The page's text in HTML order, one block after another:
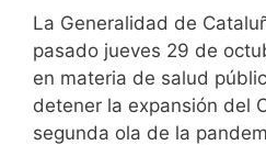
La Generalidad de
pasado jueves 29 de
en materia de salud
detener la expansión del
segunda ola de la